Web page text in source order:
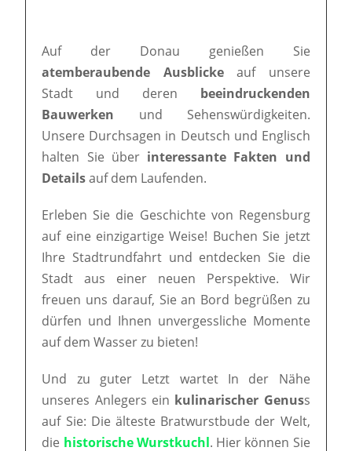
Auf der Donau genießen Sie
atemberaubende Ausblickeauf unsere
Stadt und deren beeindruckenden
Bauwerken und Sehenswürdigkeiten.
Unsere Durchsagen in Deutsch und Englisch
halten Sie über interessante Fakten und
Detailsauf dem Laufenden.
Erleben Sie die Geschichte von Regensburg
auf eine einzigartige Weise! Buchen Sie jetzt
Ihre Stadtrundfahrt und entdecken Sie die
Stadt aus einer neuen Perspektive. Wir
freuen uns darauf, Sie an Bord begrüßen zu
dürfen und Ihnen unvergessliche Momente
auf dem Wasser zu bieten!
Und zu guter Letzt wartet In der Nähe
unseres Anlegers ein kulinarischer Genuss
auf Sie: Die älteste Bratwurstbude der Welt,
die historische Wurstkuchl. Hier können Sie